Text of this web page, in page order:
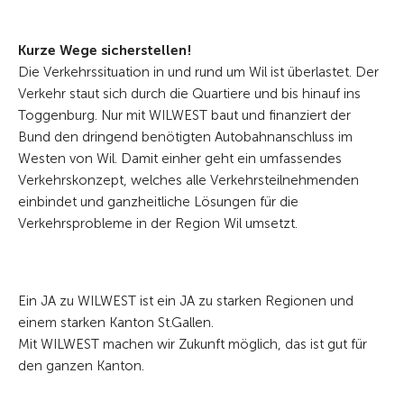
Kurze Wege sicherstellen!
Die Verkehrssituation in und rund um Wil ist überlastet. Der
Verkehr staut sich durch die Quartiere und bis hinauf ins
Toggenburg. Nur mit WILWEST baut und finanziert der
Bund den dringend benötigten Autobahnanschluss im
Westen von Wil. Damit einher geht ein umfassendes
Verkehrskonzept, welches alle Verkehrsteilnehmenden
einbindet und ganzheitliche Lösungen für die
Verkehrsprobleme in der Region Wil umsetzt.
Ein JA zu WILWEST ist ein JA zu starken Regionen und
einem starken Kanton St.Gallen.
Mit WILWEST machen wir Zukunft möglich, das ist gut für
den ganzen Kanton.